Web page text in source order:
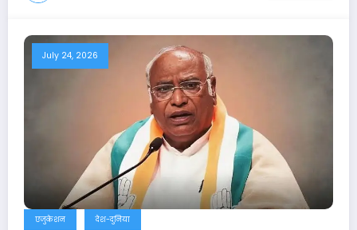
July 24, 2026
एजुकेशन देश-दुनिया